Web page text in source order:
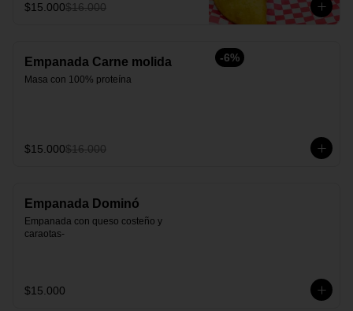
$15.000$16.000
-6%
Empanada Carne molida
Masa con 100% proteína
$15.000$16.000
Empanada Dominó
Empanada con queso costeño y
caraotas-
$15.000